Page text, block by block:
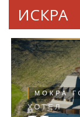
ИСКРА